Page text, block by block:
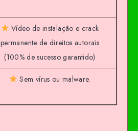
Vídeo de instalação e crack
permanente de direitos autorais
(100% de sucesso garantido)
Sem vírus ou malware.